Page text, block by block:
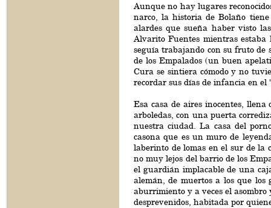
Aunque no hay lugares
narco, la historia de Bolaño
alardes que sueña haber visto
Alvarito Fuentes mientras
seguía trabajando con su fruto de
de los Empalados (un buen
Cura se sintiera cómodo y no
recordar sus días de infancia en
Esa casa de aires inocentes,
arboledas, con una puerta
nuestra ciudad. La casa del
casona que es un muro de
laberinto de lomas en el sur de la
no muy lejos del barrio de los
el guardián implacable de una
alemán, de muertos a los que los
aburrimiento y a veces el
desprevenidos, habitada por